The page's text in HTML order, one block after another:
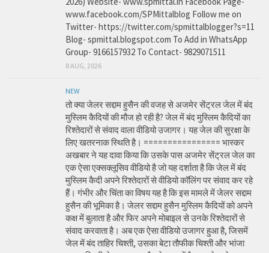
www.facebook.com/SPMittalblog Follow me on
Twitter- https://twitter.com/spmittalblogger?s=11
Blog- spmittal.blogspot.com To Add in WhatsApp
Group- 9166157932 To Contact- 9829071511
8 AUG, 2026
NEW
तो क्या जेलर सद्दाम हुसैन की वजह से अजमेर सेंट्रल जेल में बंद
मुस्लिम कैदियों की मौज हो रही है? जेल में बंद मुस्लिम कैदियों का
रिश्तेदारों से संवाद वाला वीडियो उजागर। यह जेल की सुरक्षा के
लिए खतरनाक स्थिति है। ================ भास्कर
अखबार ने यह दावा किया कि उसके पास अजमेर सेंट्रल जेल का
एक ऐसा एक्सक्लूसिव वीडियो है जो यह दर्शाता है कि जेल में बंद
मुस्लिम कैदी अपने रिश्तेदारों से वीडियो कॉलिंग पर संवाद कर रहे
हैं। गंभीर और चिंता का विषय यह है कि इस मामले में जेलर सद्दाम
हुसैन की भूमिका है। जेलर सद्दाम हुसैन मुस्लिम कैदियों को अपने
कक्ष में बुलाता है और फिर अपने मोबाइल से उनके रिश्तेदारों से
संवाद करवाता है। अब एक ऐसा वीडियो उजागर हुआ है, जिसमें
जेल में बंद ताहिर चिश्ती, उसका बेटा तौफीक चिश्ती और भांजा